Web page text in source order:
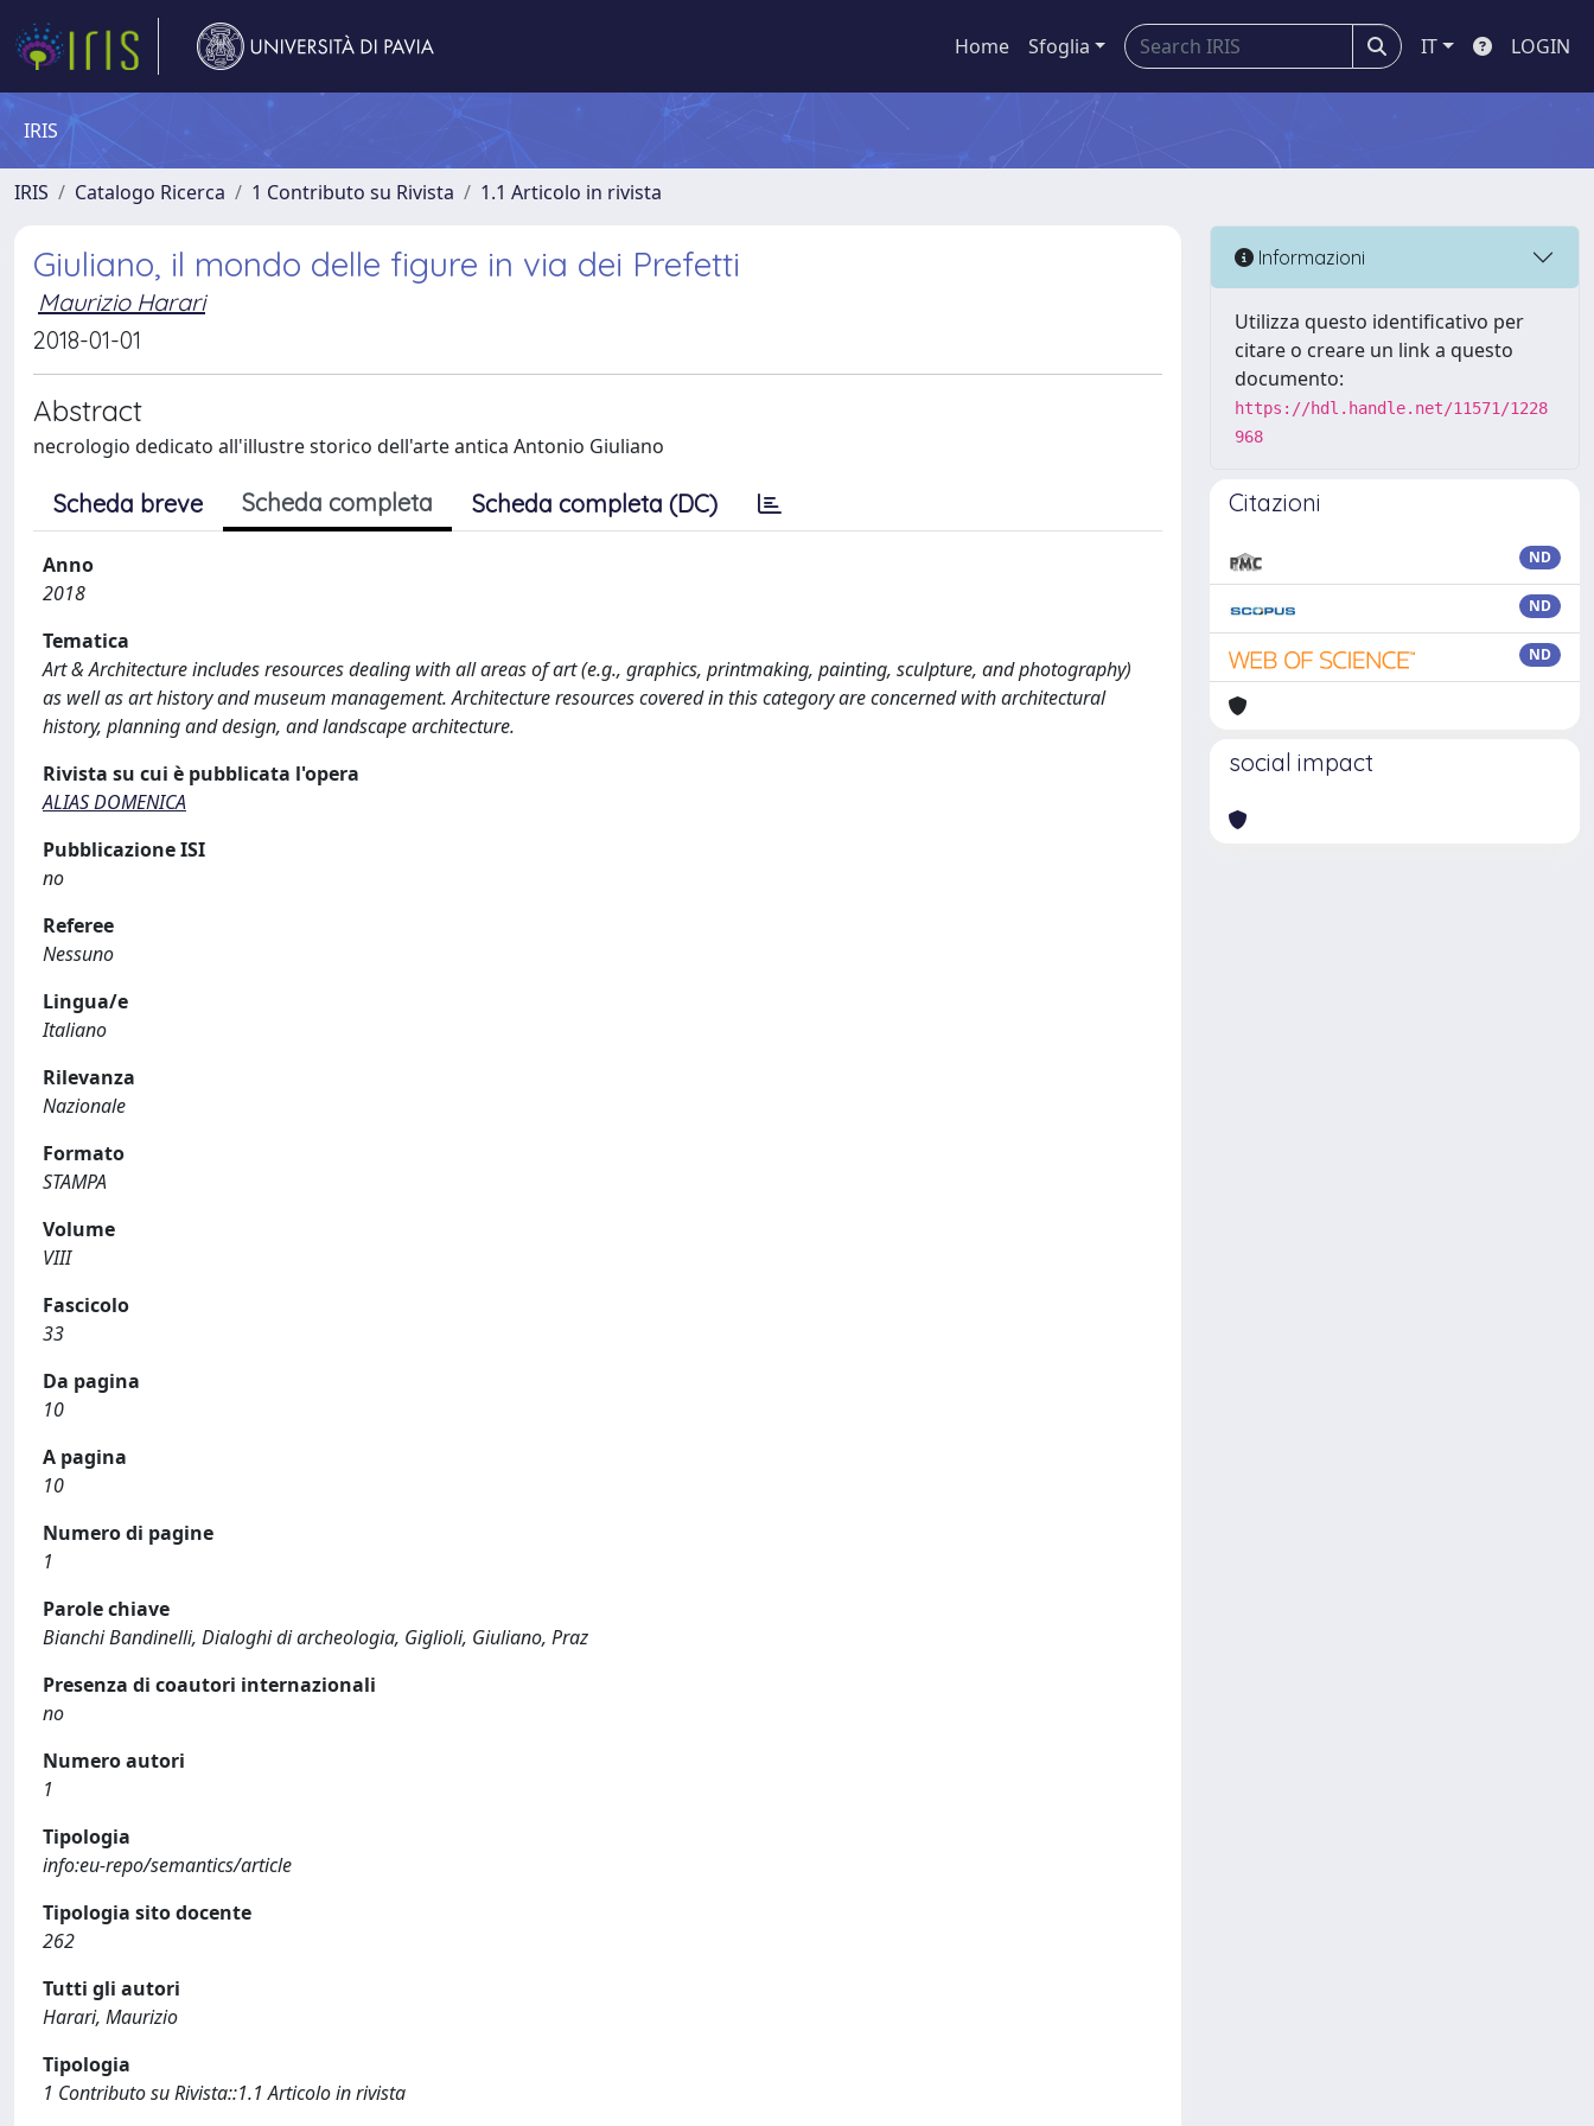
Home Sfoglia IT LOGIN
IRIS
IRIS Catalogo Ricerca 1 Contributo su Rivista 1.1 Articolo in rivista
Giuliano, il mondo delle figure in via dei Prefetti
Maurizio Harari
2018-01-01
Abstract
necrologio dedicato all'illustre storico dell'arte antica Antonio Giuliano
Scheda breve Scheda completa Scheda completa (DC)
Anno
2018
Tematica
Art & Architecture includes resources dealing with all areas of art (e.g., graphics, printmaking, painting, sculpture, and photography)
as well as art history and museum management. Architecture resources covered in this category are concerned with architectural
history, planning and design, and landscape architecture.
Rivista su cui è pubblicata l'opera
ALIAS DOMENICA
Pubblicazione ISI
no
Referee
Nessuno
Lingua/e
Italiano
Rilevanza
Nazionale
Formato
STAMPA
Volume
VIII
Fascicolo
33
Da pagina
10
A pagina
10
Numero di pagine
1
Parole chiave
Bianchi Bandinelli, Dialoghi di archeologia, Giglioli, Giuliano, Praz
Presenza di coautori internazionali
no
Numero autori
1
Tipologia
info:eu-repo/semantics/article
Tipologia sito docente
262
Tutti gli autori
Harari, Maurizio
Tipologia
1 Contributo su Rivista::1.1 Articolo in rivista
Informazioni
Utilizza questo identificativo per
citare o creare un link a questo
documento:
https://hdl.handle.net/11571/1228
968
Citazioni
ND
ND
ND
social impact